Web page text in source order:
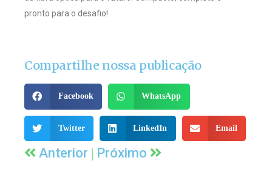
pronto para o desafio!
Compartilhe nossa publicação
Facebook WhatsApp
Twitter LinkedIn Email
Anterior | Próximo